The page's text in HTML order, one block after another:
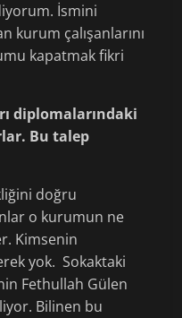
İsmini
kurum çalışanlarını
kapatmak fikri
diplomalarındaki
Bu talep
doğru
o kurumun ne
Kimsenin
yok. Sokaktaki
Fethullah Gülen
Bilinen bu